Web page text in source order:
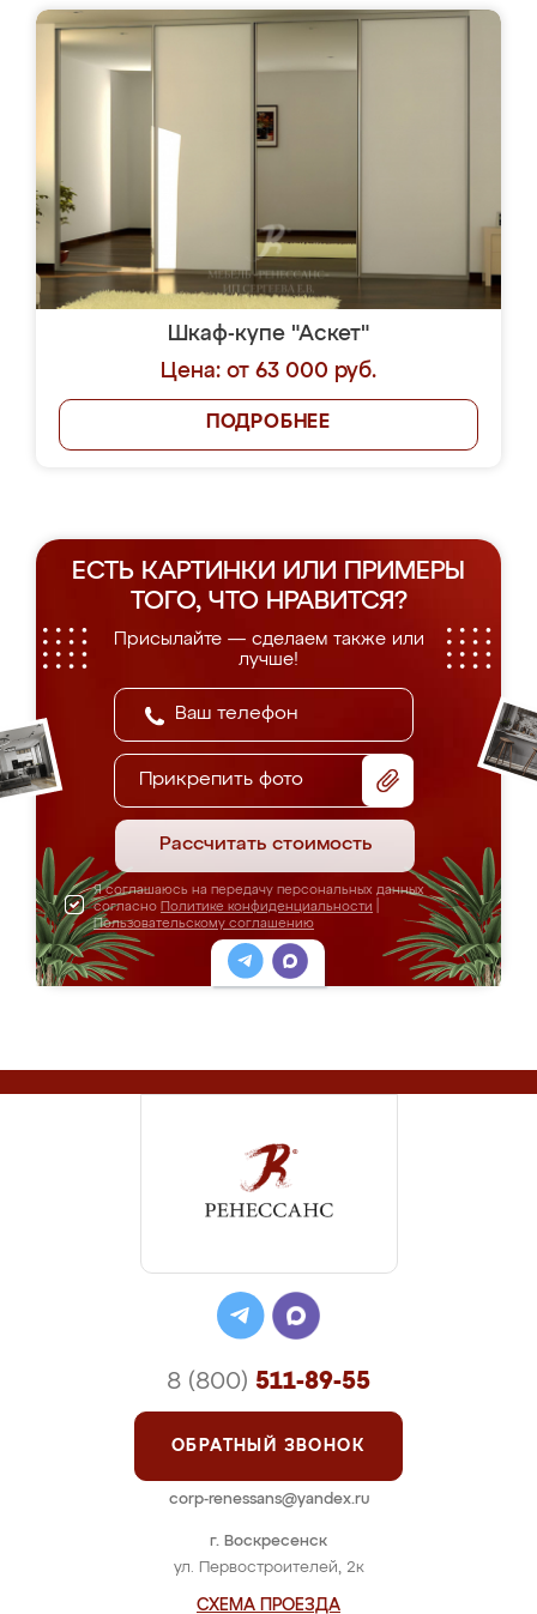
Шкаф-купе "Аскет"
Цена: от 63 000 руб.
ПОДРОБНЕЕ
ЕСТЬ КАРТИНКИ ИЛИ ПРИМЕРЫ
ТОГО, ЧТО НРАВИТСЯ?
Присылайте — сделаем также или
лучше!
Прикрепить фото
Рассчитать стоимость
Я соглашаюсь на передачу персональных данных
согласно Политике конфиденциальности
Пользовательскому соглашению
г. Воскресенск
ул. Первостроителей, 2к
СХЕМА ПРОЕЗДА
8 (800) 511-89-55
ОБРАТНЫЙ ЗВОНОК
corp-renessans@yandex.ru